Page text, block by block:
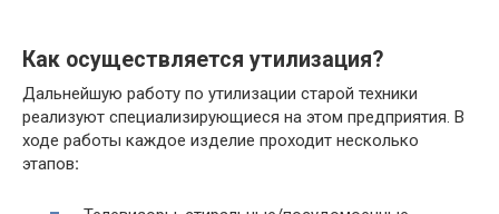
Как осуществляется утилизация?
Дальнейшую работу по утилизации старой техники
реализуют специализирующиеся на этом предприятия. В
ходе работы каждое изделие проходит несколько
этапов: